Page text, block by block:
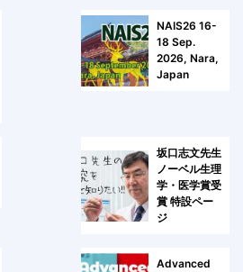
NAIS26 16-
18 Sep.
2026, Nara,
Japan
坂口志文先生
ノーベル生理
学・医学賞受
賞 特設ペー
ジ
Advanced